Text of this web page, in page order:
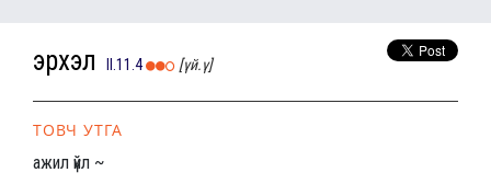
эрхэл II.11.4 [үй.ү]
ТОВЧ УТГА
ажил үйл ~